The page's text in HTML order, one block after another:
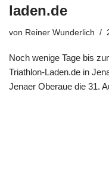
laden.de
von Reiner Wunderlich
Noch wenige Tage bis
Triathlon-Laden.de in
Jenaer Oberaue die 31.